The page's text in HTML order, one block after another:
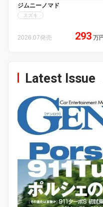
ジムニーノマド
スズキ
2026.07発売 293 万
Latest Issue